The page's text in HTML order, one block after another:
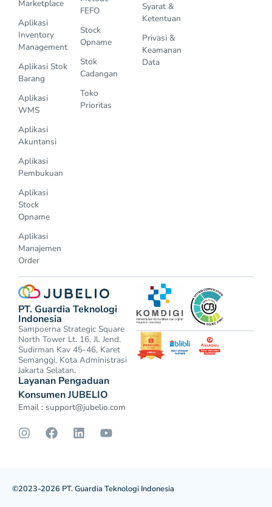
Marketplace
Aplikasi
Inventory
Management
Aplikasi Stok
Barang
Aplikasi
WMS
Aplikasi
Akuntansi
Aplikasi
Pembukuan
Aplikasi
Stock
Opname
Aplikasi
Manajemen
Order
FEFO
Stock
Opname
Stok
Cadangan
Toko
Prioritas
Syarat &
Ketentuan
Privasi &
Keamanan
Data
PT. Guardia Teknologi
Indonesia
Sampoerna Strategic Square
North Tower Lt. 16, Jl. Jend.
Sudirman Kav 45-46, Karet
Semanggi, Kota Administrasi
Jakarta Selatan.
Layanan Pengaduan
Konsumen JUBELIO
Email : support@jubelio.com
©2023-2026 PT. Guardia Teknologi Indonesia